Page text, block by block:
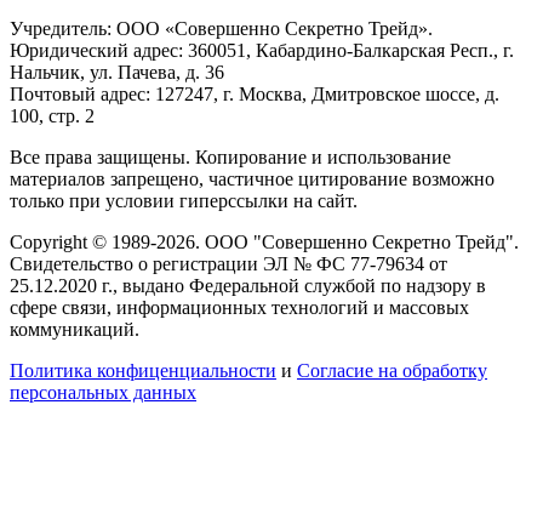
Учредитель: ООО «Совершенно Секретно Трейд».
Юридический адрес: 360051, Кабардино-Балкарская Респ., г.
Нальчик, ул. Пачева, д. 36
Почтовый адрес: 127247, г. Москва, Дмитровское шоссе, д.
100, стр. 2
Все права защищены. Копирование и использование
материалов запрещено, частичное цитирование возможно
только при условии гиперссылки на сайт.
Copyright © 1989-2026. ООО "Совершенно Секретно Трейд".
Свидетельство о регистрации ЭЛ № ФС 77-79634 от
25.12.2020 г., выдано Федеральной службой по надзору в
сфере связи, информационных технологий и массовых
коммуникаций.
Политика конфиценциальности и Согласие на обработку
персональных данных